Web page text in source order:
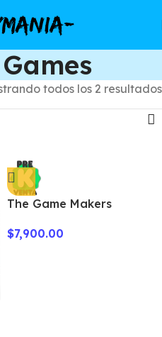
todos los 2 resultados
The Game Makers
$7,900.00